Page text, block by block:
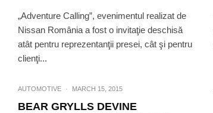
„Adventure Calling”, evenimentul realizat de
Nissan România a fost o invitaţie deschisă
atât pentru reprezentanţii presei, cât şi pentru
clienţi...
AUTOMOTIVE · MARCH 15, 2015
BEAR GRYLLS DEVINE